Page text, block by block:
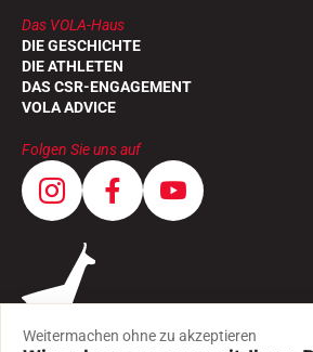
Das VOLA-Haus
DIE GESCHICHTE
DIE ATHLETEN
DAS CSR-ENGAGEMENT
VOLA ADVICE
Folgen Sie uns auf
Weitermachen ohne zu akzeptieren